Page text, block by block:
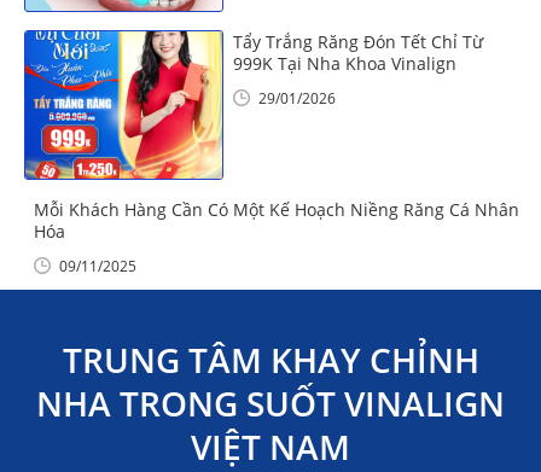
Tẩy Trắng Răng Đón Tết Chỉ Từ
999K Tại Nha Khoa Vinalign
29/01/2026
Mỗi Khách Hàng Cần Có Một Kế Hoạch Niềng Răng Cá Nhân
Hóa
09/11/2025
TRUNG TÂM KHAY CHỈNH
NHA TRONG SUỐT VINALIGN
VIỆT NAM